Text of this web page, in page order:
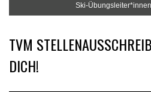
Ski-
TVM
DICH!